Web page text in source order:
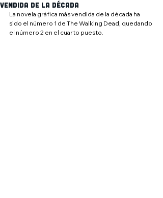
vendida de la década
La novela gráfica más vendida de la década ha
sido el número 1 de The Walking Dead, quedando
el número 2 en el cuarto puesto.